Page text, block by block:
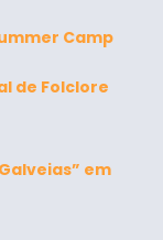
Camp
de Folclore
em